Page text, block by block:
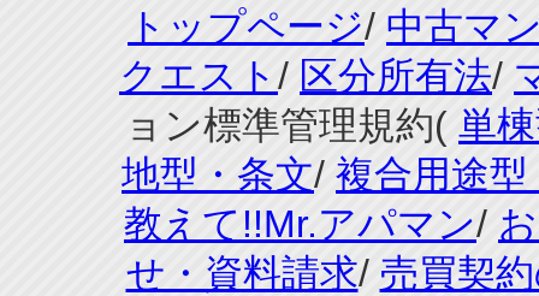
トップページ/ 中古マ
クエスト / 区分所有法/
ョン標準管理規約( 単
地型・条文/ 複合用途型
教えて!!Mr.アパマン/
せ・資料請求/ 売買契